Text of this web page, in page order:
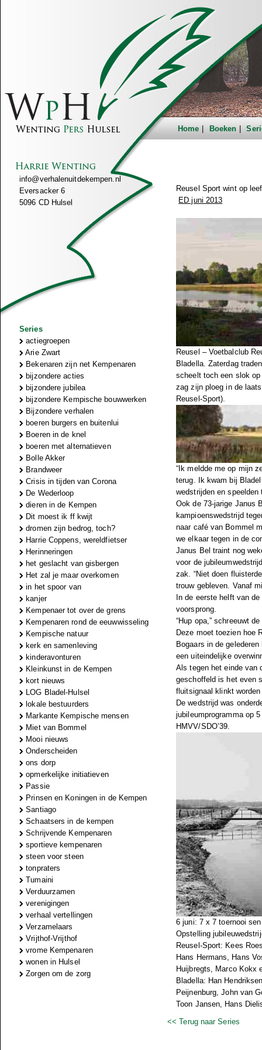
Home Boeken
info@verhalenuitdekempen.nl
Eversacker 6
5096 CD Hulsel
Series
actiegroepen
Arie Zwart
Bekenaren zijn net Kempenaren
bijzondere acties
bijzondere jubilea
bijzondere Kempische bouwwerken
Bijzondere verhalen
boeren burgers en buitenlui
Boeren in de knel
boeren met alternatieven
Bolle Akker
Brandweer
Crisis in tijden van Corona
De Wederloop
dieren in de Kempen
Dit moest ik ff kwijt
dromen zijn bedrog, toch?
Harrie Coppens, wereldfietser
Herinneringen
het geslacht van gisbergen
Het zal je maar overkomen
in het spoor van
kanjer
Kempenaer tot over de grens
Kempenaren rond de eeuwwisseling
Kempische natuur
kerk en samenleving
kinderavonturen
Kleinkunst in de Kempen
kort nieuws
LOG Bladel-Hulsel
lokale bestuurders
Markante Kempische mensen
Miet van Bommel
Mooi nieuws
Onderscheiden
ons dorp
opmerkelijke initiatieven
Passie
Prinsen en Koningen in de Kempen
Santiago
Schaatsers in de kempen
Schrijvende Kempenaren
sportieve kempenaren
steen voor steen
tonpraters
Tumaini
Verduurzamen
verenigingen
verhaal vertellingen
Verzamelaars
Vrijthof-Vrijthof
vrome Kempenaren
wonen in Hulsel
Zorgen om de zorg
Reusel Sport wint op
ED juni 2013
Reusel – Voetbalclub
Bladella. Zaterdag
scheelt toch een slok
zag zijn ploeg in de
Reusel-Sport).
“Ik meldde me op mijn
terug. Ik kwam bij
wedstrijden en
Ook de 73-jarige Janus
kampioenswedstrijd
naar café van Bommel
we elkaar tegen in de
Janus Bel traint nog
voor de
zak. “Niet doen
trouw gebleven. Vanaf
In de eerste helft van
voorsprong.
“Hup opa,” schreeuwt
Deze moet toezien hoe
Bogaars in de
een uiteindelijke
Als tegen het einde van
geschoffeld is het even
fluitsignaal klinkt
De wedstrijd was
jubileumprogramma op
HMVV/SDO’39.
6 juni: 7 x 7 toernooi
Opstelling
Reusel-Sport: Kees
Hans Hermans, Hans
Huijbregts, Marco Kokx
Bladella: Han
Peijnenburg, John van
Toon Jansen, Hans
<< Terug naar Series